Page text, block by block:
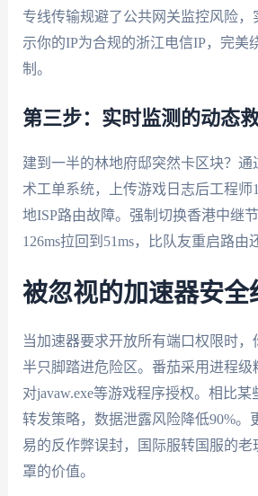
专线传输规避了公共网关监控风险，
示你的IP为合规的浙江电信IP，完美
制。
第三步：实时监测的动态
建到一半的林地府邸突然卡区块？通
术工单系统，上传游戏日志后工程师
地ISP路由故障。强制切换香港中继
126ms拉回到51ms，比队友重启路由
被忽视的加速器安全
当加速器要求开放所有端口权限时，
半只脚踏进危险区。番茄采用进程级
对javaw.exe等游戏程序授权。相比
转发策略，数据泄露风险降低90%。
易的反作弊误封，国际服转国服的老
罩的价值。